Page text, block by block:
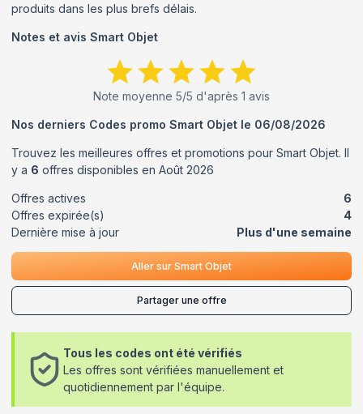
produits dans les plus brefs délais.
Notes et avis Smart Objet
Note moyenne 5/5 d'après 1 avis
Nos derniers Codes promo Smart Objet le 06/08/2026
Trouvez les meilleures offres et promotions pour Smart Objet. Il
y a 6 offres disponibles en Août 2026
Offres actives
6
Offres expirée(s)
4
Dernière mise à jour
Plus d'une semaine
Aller sur Smart Objet
Partager une offre
Tous les codes ont été vérifiés
Les offres sont vérifiées manuellement et
quotidiennement par l'équipe.